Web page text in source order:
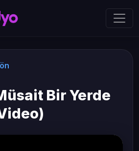
Bir Yerde